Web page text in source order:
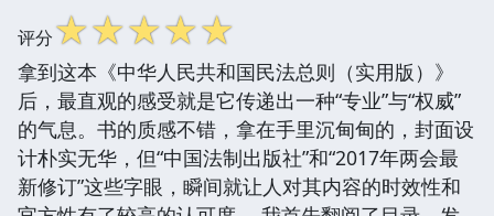
评分☆☆☆☆☆
拿到这本《中华人民共和国民法总则（实用版）》
后，最直观的感受就是它传递出一种“专业”与“权威”
的气息。书的质感不错，拿在手里沉甸甸的，封面设
计朴实无华，但“中国法制出版社”和“2017年两会最
新修订”这些字眼，瞬间就让人对其内容的时效性和